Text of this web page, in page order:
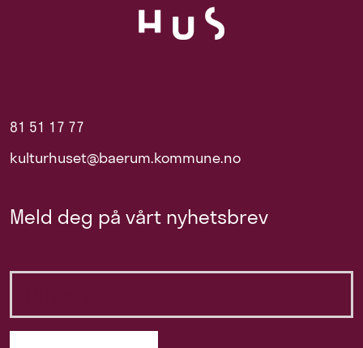
81 51 17 77
kulturhuset@baerum.kommune.no
Meld deg på vårt nyhetsbrev